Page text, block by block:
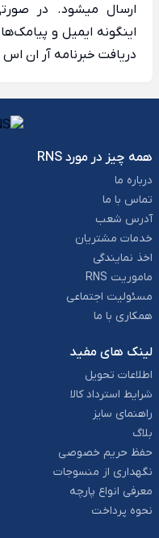
ارسال میشود. در
اینگونه ایمیل و
دریافت خبرنامه آر ان اس
همه چیز در مورد RNS
درباره ما
تماس با ما
آدرس شعب
خدمات مشتریان
اخذ نمایندگی
ماموریت RNS
مسئولیت اجتماعی
همکاری با ما
لینک های مفید
اطلاعات تحویل
شرایط استرداد کالا
راهنمای سایز
بلاگ
حفظ حریم خصوصی
نگهداری از منسوجات
معرفی انواع پارچه
نحوه پرداخت